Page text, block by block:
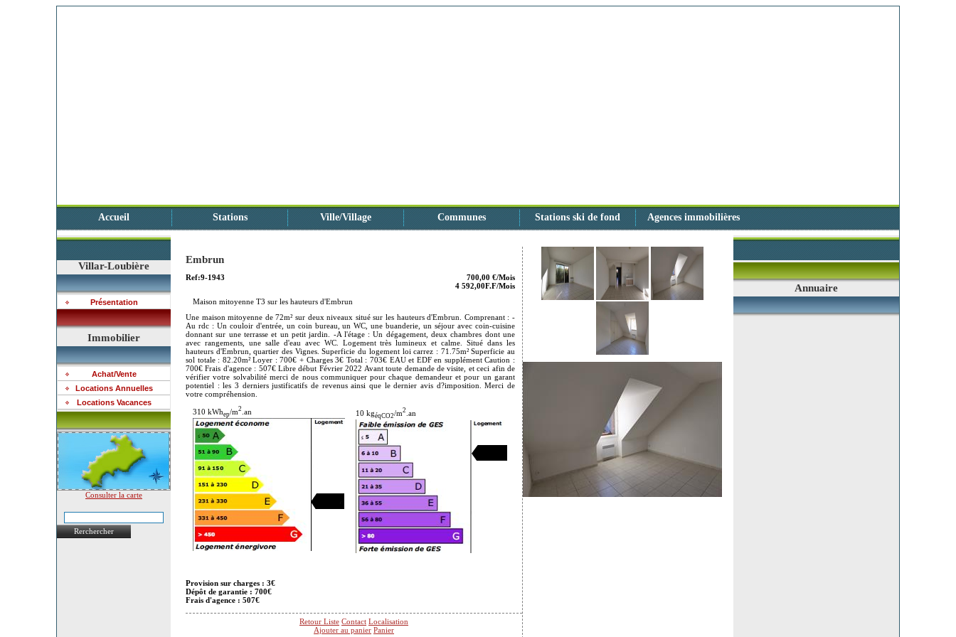
Accueil Stations Ville/Village Communes Stations ski de fond Agences immobilières
Villar-Loubière
Présentation
Immobilier
Achat/Vente
Locations Annuelles
Locations Vacances
Consulter la carte
Rerchercher
Embrun
Ref:9-1943
700,00 €/Mois
4 592,00F.F/Mois
Maison mitoyenne T3 sur les hauteurs d'Embrun
Une maison mitoyenne de 72m² sur deux niveaux situé sur les hauteurs d'Embrun. Comprenant : -
Au rdc : Un couloir d'entrée, un coin bureau, un WC, une buanderie, un séjour avec coin-cuisine
donnant sur une terrasse et un petit jardin. -A l'étage : Un dégagement, deux chambres dont une
avec rangements, une salle d'eau avec WC. Logement très lumineux et calme. Situé dans les
hauteurs d'Embrun, quartier des Vignes. Superficie du logement loi carrez : 71.75m² Superficie au
sol totale : 82.20m² Loyer : 700€ + Charges 3€ Total : 703€ EAU et EDF en supplément Caution :
700€ Frais d'agence : 507€ Libre début Février 2022 Avant toute demande de visite, et ceci afin de
vérifier votre solvabilité merci de nous communiquer pour chaque demandeur et pour un garant
potentiel : les 3 derniers justificatifs de revenus ainsi que le dernier avis d?imposition. Merci de
votre compréhension.
310 kWhep/m2 .an 10 kgéqCO2/m2 .an
Provision sur charges : 3€
Dépôt de garantie : 700€
Frais d'agence : 507€
Retour Liste Contact Localisation
Ajouter au panier Panier
Annuaire